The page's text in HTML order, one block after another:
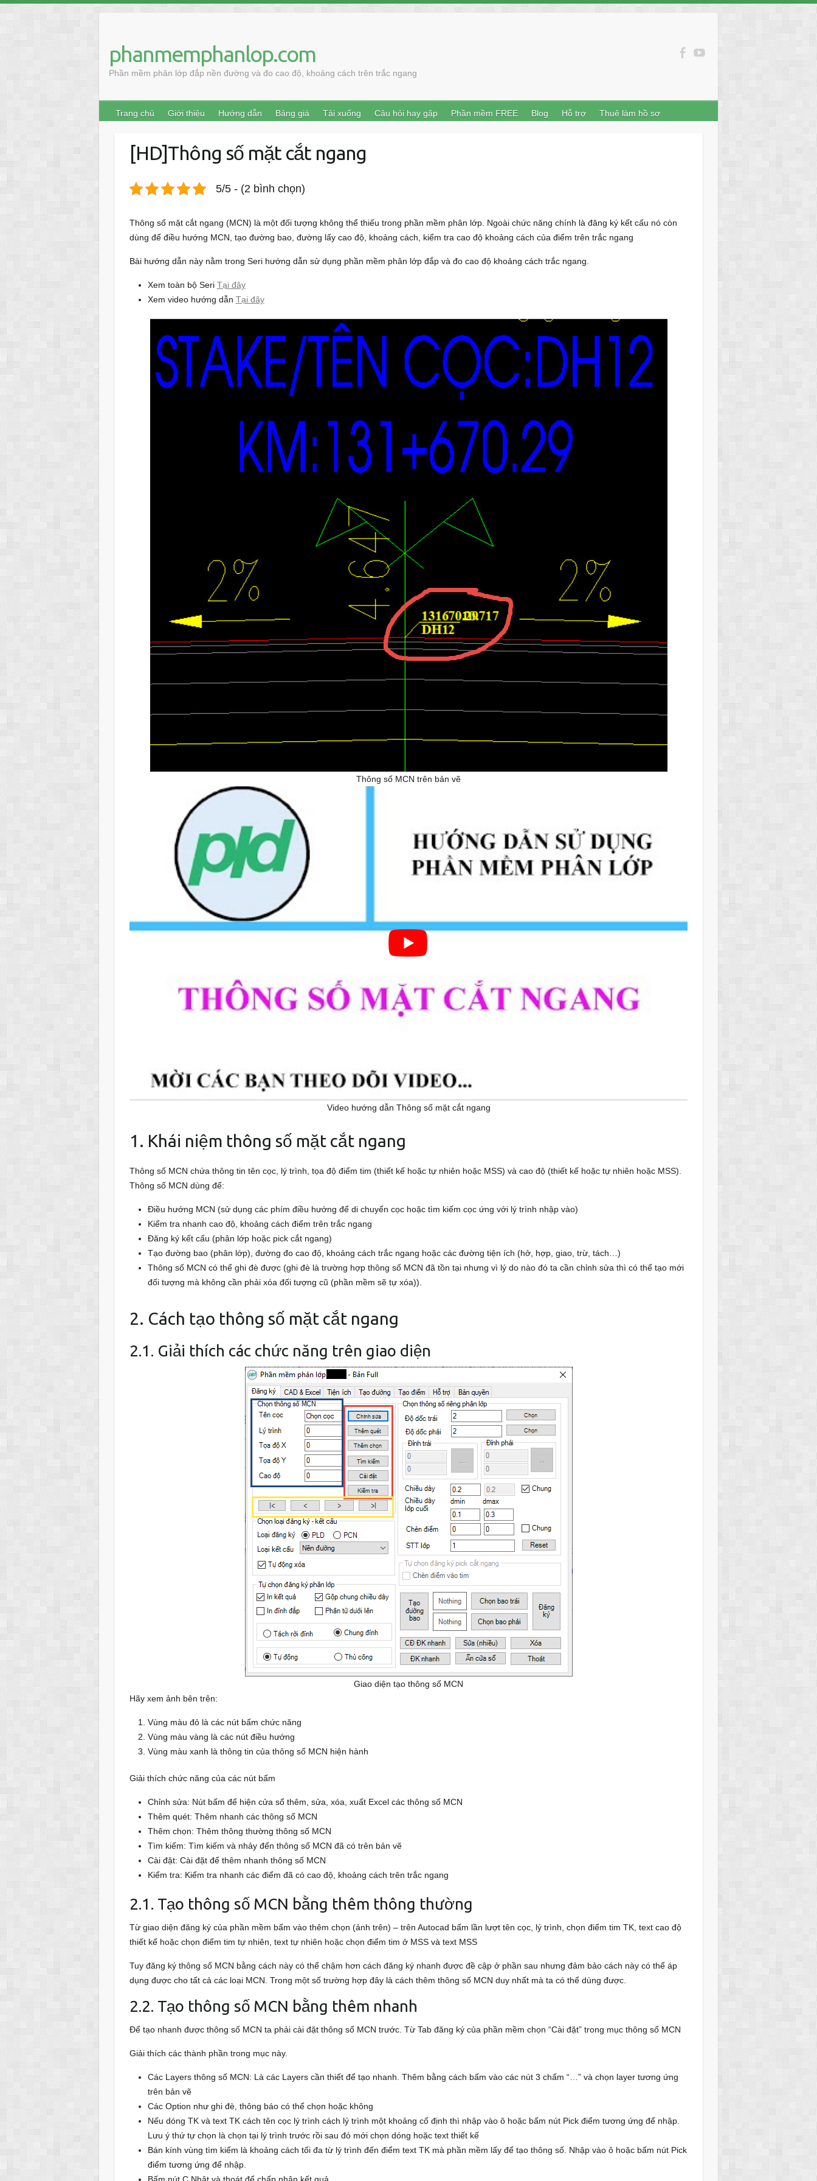
content
phanmemphanlop.com
Phần mềm phân lớp đắp nền đường và đo cao độ, khoảng cách trên trắc ngang
Trang chủ Giới thiệu Hướng dẫn Bảng giá Tải xuống Câu hỏi hay gặp Phần mềm FREE Blog Hỗ trợ Thuê làm hồ sơ
[HD]Thông số mặt cắt ngang
5/5 - (2 bình chọn)
Thông số mặt cắt ngang (MCN) là một đối tượng không thể thiếu trong phần mềm phân lớp. Ngoài chức năng chính là đăng ký kết cấu nó còn
dùng để điều hướng MCN, tạo đường bao, đường lấy cao độ, khoảng cách, kiểm tra cao độ khoảng cách của điểm trên trắc ngang
Bài hướng dẫn này nằm trong Seri hướng dẫn sử dụng phần mềm phân lớp đắp và đo cao độ khoảng cách trắc ngang.
Xem toàn bộ Seri Tại đây
Xem video hướng dẫn Tại đây
Thông số MCN trên bản vẽ
Video hướng dẫn Thông số mặt cắt ngang
1. Khái niệm thông số mặt cắt ngang
Thông số MCN chứa thông tin tên cọc, lý trình, tọa độ điểm tim (thiết kế hoặc tự nhiên hoặc MSS) và cao độ (thiết kế hoặc tự nhiên hoặc MSS).
Thông số MCN dùng để:
Điều hướng MCN (sử dụng các phím điều hướng để di chuyển cọc hoặc tìm kiếm cọc ứng với lý trình nhập vào)
Kiểm tra nhanh cao độ, khoảng cách điểm trên trắc ngang
Đăng ký kết cấu (phân lớp hoặc pick cắt ngang)
Tạo đường bao (phân lớp), đường đo cao độ, khoảng cách trắc ngang hoặc các đường tiện ích (hở, hợp, giao, trừ, tách…)
Thông số MCN có thể ghi đè được (ghi đè là trường hợp thông số MCN đã tồn tại nhưng vì lý do nào đó ta cần chỉnh sửa thì có thể tạo mới
đối tượng mà không cần phải xóa đối tượng cũ (phần mềm sẽ tự xóa)).
2. Cách tạo thông số mặt cắt ngang
2.1. Giải thích các chức năng trên giao diện
Giao diện tạo thông số MCN
Hãy xem ảnh bên trên:
Vùng màu đỏ là các nút bấm chức năng
Vùng màu vàng là các nút điều hướng
Vùng màu xanh là thông tin của thông số MCN hiện hành
Giải thích chức năng của các nút bấm
Chỉnh sửa: Nút bấm để hiện cửa sổ thêm, sửa, xóa, xuất Excel các thông số MCN
Thêm quét: Thêm nhanh các thông số MCN
Thêm chọn: Thêm thông thường thông số MCN
Tìm kiếm: Tìm kiếm và nhảy đến thông số MCN đã có trên bản vẽ
Cài đặt: Cài đặt để thêm nhanh thông số MCN
Kiểm tra: Kiểm tra nhanh các điểm đã có cao độ, khoảng cách trên trắc ngang
2.1. Tạo thông số MCN bằng thêm thông thường
Từ giao diện đăng ký của phần mềm bấm vào thêm chọn (ảnh trên) – trên Autocad bấm lần lượt tên cọc, lý trình, chọn điểm tim TK, text cao độ
thiết kế hoặc chọn điểm tim tự nhiên, text tự nhiên hoặc chọn điểm tim ở MSS và text MSS
Tuy đăng ký thông số MCN bằng cách này có thể chậm hơn cách đăng ký nhanh được đề cập ở phần sau nhưng đảm bảo cách này có thể áp
dụng được cho tất cả các loại MCN. Trong một số trường hợp đây là cách thêm thông số MCN duy nhất mà ta có thể dùng được.
2.2. Tạo thông số MCN bằng thêm nhanh
Để tạo nhanh được thông số MCN ta phải cài đặt thông số MCN trước. Từ Tab đăng ký của phần mềm chọn “Cài đặt” trong mục thông số MCN
Giải thích các thành phần trong mục này.
Các Layers thông số MCN: Là các Layers cần thiết để tạo nhanh. Thêm bằng cách bấm vào các nút 3 chấm “…” và chọn layer tương ứng
trên bản vẽ
Các Option như ghi đè, thông báo có thể chọn hoặc không
Nếu dóng TK và text TK cách tên cọc lý trình cách lý trình một khoảng cố định thì nhập vào ô hoặc bấm nút Pick điểm tương ứng để nhập.
Lưu ý thứ tự chọn là chọn tại lý trình trước rồi sau đó mới chọn dóng hoặc text thiết kế
Bán kính vùng tìm kiếm là khoảng cách tối đa từ lý trình đến điểm text TK mà phần mềm lấy để tạo thông số. Nhập vào ô hoặc bấm nút Pick
điểm tương ứng để nhập.